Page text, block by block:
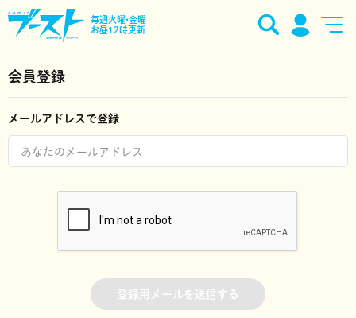
毎週火曜•金曜
お昼12時更新
会員登録
メールアドレスで登録
登録用メールを送信する